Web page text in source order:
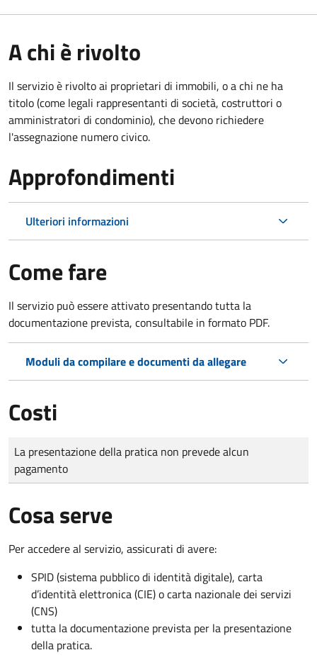
A chi è rivolto
Il servizio è rivolto ai proprietari di immobili, o a chi ne ha
titolo (come legali rappresentanti di società, costruttori o
amministratori di condominio), che devono richiedere
l'assegnazione numero civico.
Approfondimenti
Ulteriori informazioni
Come fare
Il servizio può essere attivato presentando tutta la
documentazione prevista, consultabile in formato PDF.
Moduli da compilare e documenti da allegare
Costi
Tipo di pagamento
Importo
La presentazione della pratica non prevede alcun
pagamento
Cosa serve
Per accedere al servizio, assicurati di avere:
SPID (sistema pubblico di identità digitale), carta
d’identità elettronica (CIE) o carta nazionale dei servizi
(CNS)
tutta la documentazione prevista per la presentazione
della pratica.